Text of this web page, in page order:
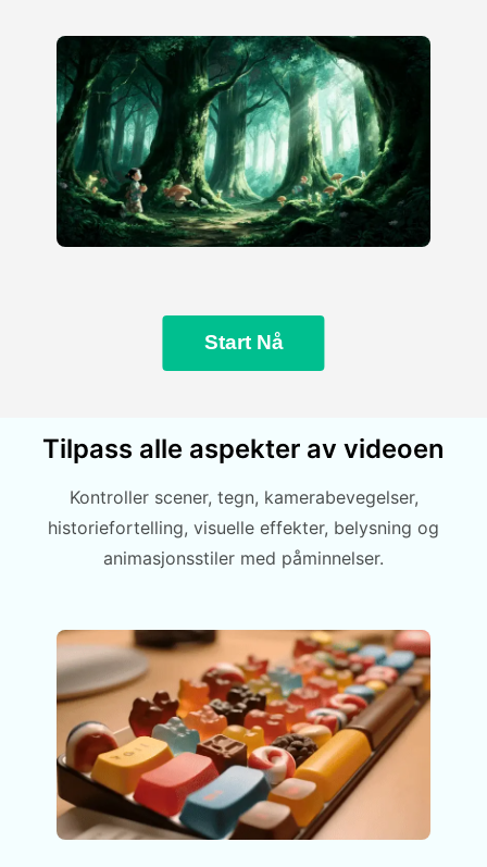
Start Nå
Tilpass alle aspekter av videoen
Kontroller scener, tegn, kamerabevegelser,
historiefortelling, visuelle effekter, belysning og
animasjonsstiler med påminnelser.